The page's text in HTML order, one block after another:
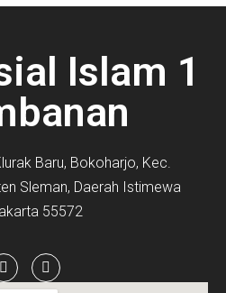
Islam 1
Baru, Bokoharjo, Kec.
Sleman, Daerah Istimewa
55572